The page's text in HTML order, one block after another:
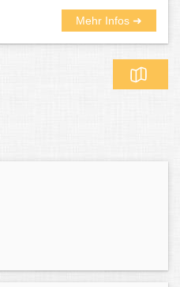
Mehr Infos ➜